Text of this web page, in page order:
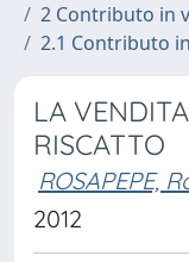
2 Contributo in
2.1 Contributo
LA
RISCATTO
ROSAPEPE,
2012